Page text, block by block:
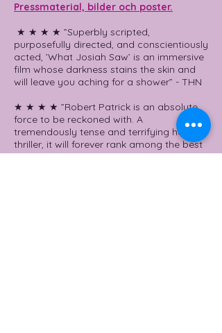
Pressmaterial, bilder och poster.
★ ★ ★ ★ ”Superbly scripted,
purposefully directed, and conscientiously
acted, ’What Josiah Saw’ is an immersive
film whose darkness stains the skin and
will leave you aching for a shower” - THN
★ ★ ★ ★ ”Robert Patrick is an absolute
force to be reckoned with. A
tremendously tense and terrifying horror
thriller, it will forever rank among the best
southern gothic films” - Screen Anarchy